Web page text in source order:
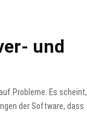
und
Probleme. Es scheint,
der Software, dass